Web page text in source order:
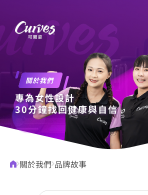
最新消息
文章專欄
自有品牌
關於我們
專為女性設計
30分鐘找回健康與自信
關於我們 品牌故事